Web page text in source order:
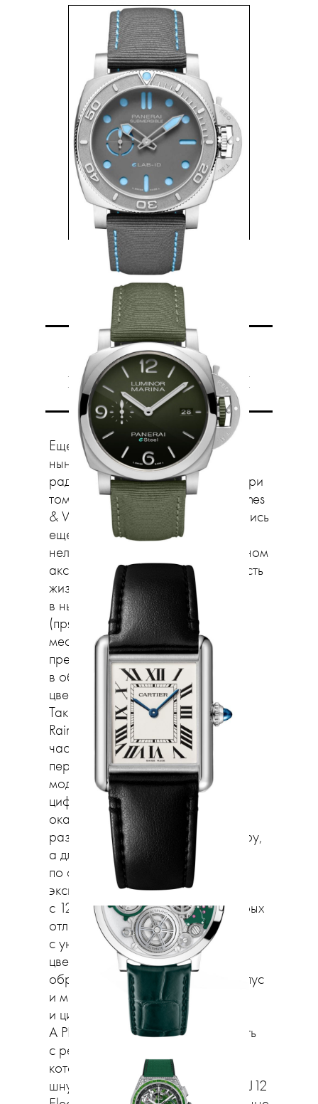
Радужные
предчувствия
Еще один заметный тренд
нынешнего часового салона —
радужная расцветка в дизайне. При
том, что все показанные на Watches
& Wonders модели разрабатывались
еще до пандемии, сейчас они как
нельзя кстати: своим ярким дизайном
аксессуары символизируют радость
жизни, не угасающую даже
в нынешних непростых условиях
(прямо как накутюрных шоу
месяцев назад). Яркая расцветка
прежде всего проявляется
в обрамлении ободка часов
цветными драгоценными камнями.
Такие есть у Piaget Limelight Gala
Rainbow, но ярче всех выступили
часовщики Chanel, которые
переосмыслили свои знаковые
модели в духе «электро». Так,
циферблат часов J12 украсила
окантовка из сапфиров,
разложенных по цветовому спектру,
а для тех, кто захочет менять часы
по сезонам или настроению, есть
эксклюзивный J12 Electro Box
с 12 часами J 12, каждые из которых
отличаются циферблатом
с уникальной монохромной
цветовой окантовкой. Радужное
обрамление также украсило корпус
и мост часов 12 Electro Star
и циферблат J12 X-Ray Electro.
А PREMIÈRE Electro можно выбрать
с ремешком, сквозь все плетение
которого проходит радужный
шнурок. Кроме того, по принципу J12